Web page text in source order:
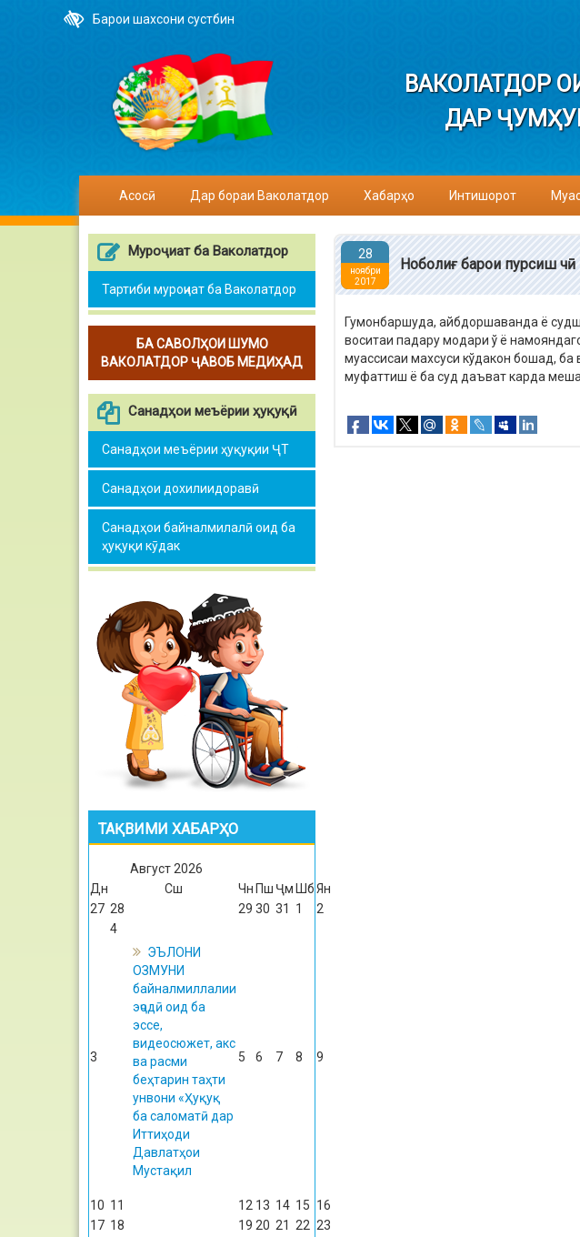
Барои шахсони сустбин
ВАКОЛАТДОР
ДАР
Асосӣ Дар бораи Ваколатдор Хабарҳо Интишорот
Муроҷиат ба Ваколатдор
Тартиби муроҷиат ба Ваколатдор
БА САВОЛҲОИ ШУМО
ВАКОЛАТДОР ҶАВОБ МЕДИҲАД
Санадҳои меъёрии ҳуқуқӣ
Санадҳои меъёрии ҳуқуқии ҶТ
Санадҳои дохилиидоравӣ
Санадҳои байналмилалӣ оид ба
ҳуқуқи кӯдак
ТАҚВИМИ ХАБАРҲО
Август 2026
Дн
Сш Чн Пш Ҷм ШбЯн
27 28 29 30 31 1 2
3
4
ЭЪЛОНИ
ОЗМУНИ
байналмиллалии
эҷодӣ оид ба
эссе,
видеосюжет, акс
ва расми
беҳтарин таҳти
унвони «Ҳуқуқ
ба саломатӣ дар
Иттиҳоди
Давлатҳои
Мустақил
5 6 7 8 9
10 11 12 13 14 15 16
17 18 19 20 21 22 23
28
ноябри
2017
Ноболиғ барои пурсиш
Гумонбаршуда, айбдоршаванда ё
воситаи падару модари ў ё
муассисаи махсуси кўдакон бошад,
муфаттиш ё ба суд даъват карда